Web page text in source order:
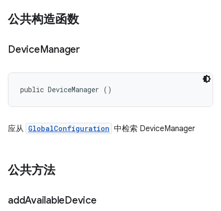
公共构造函数
DeviceManager
public DeviceManager ()
应从 GlobalConfiguration 中检索 DeviceManager
公共方法
addAvailableDevice